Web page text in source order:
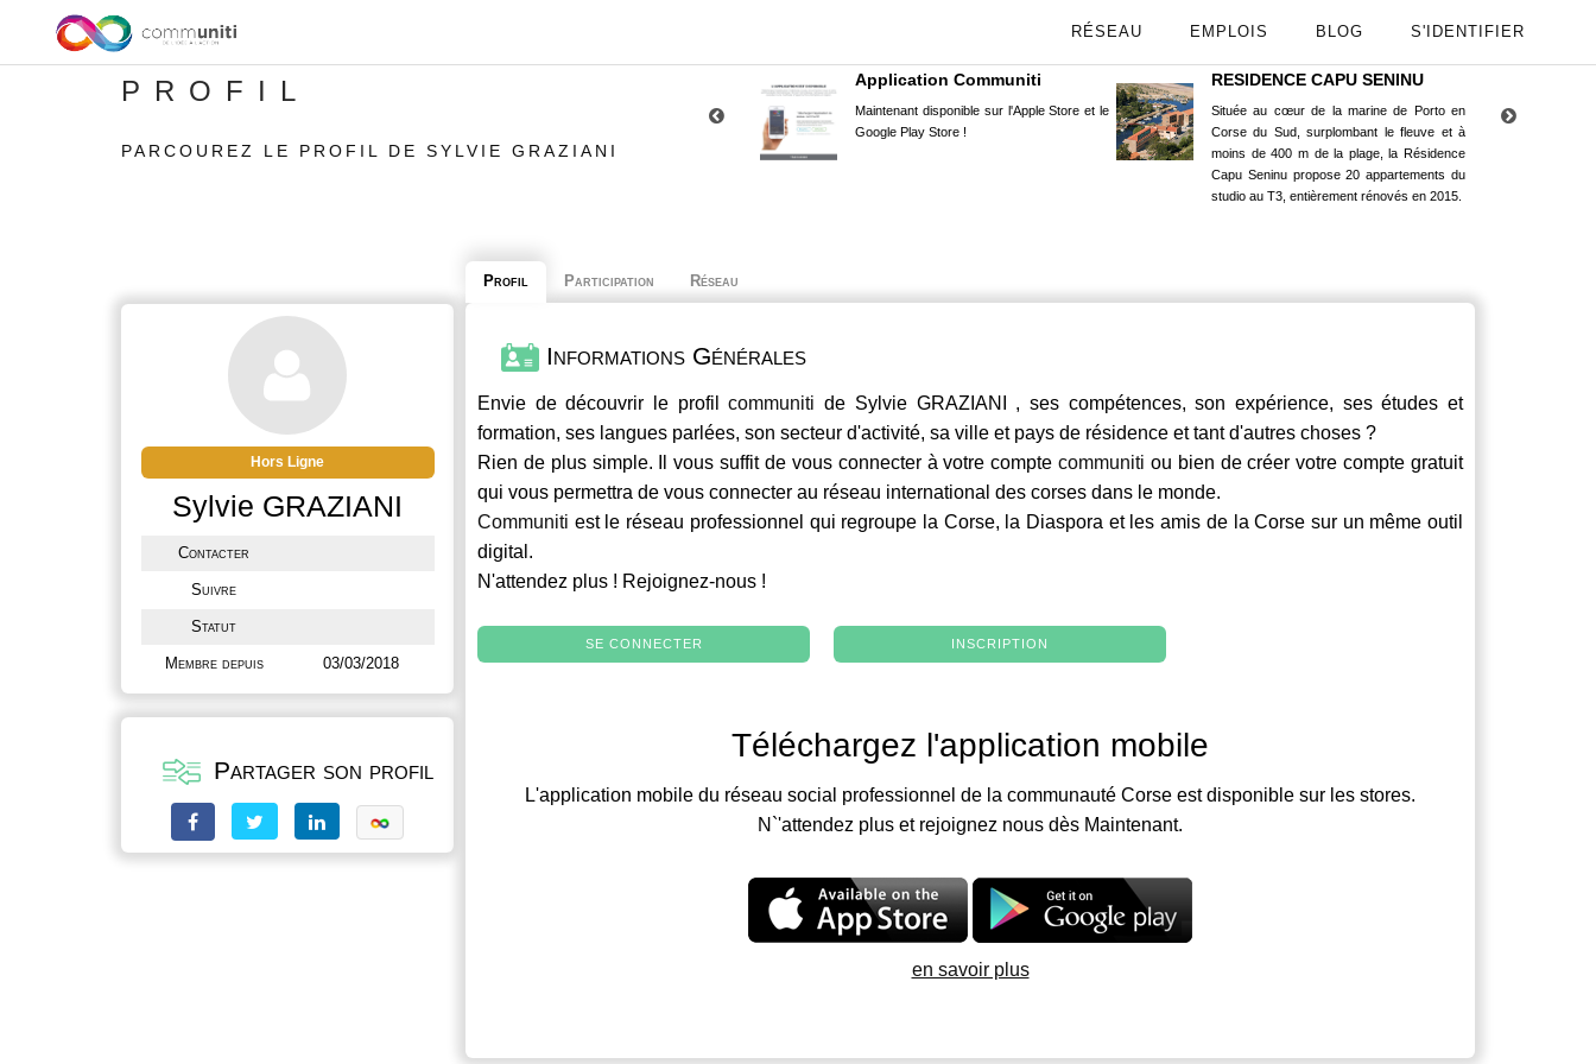
RÉSEAU EMPLOIS BLOG S'IDENTIFIER
PROFIL
PARCOUREZ LE PROFIL DE SYLVIE GRAZIANI
Application Communiti
Maintenant disponible sur l'Apple Store et le
Google Play Store !
RESIDENCE CAPU SENINU
Située au cœur de la marine de Porto en
Corse du Sud, surplombant le fleuve et à
moins de 400 m de la plage, la Résidence
Capu Seninu propose 20 appartements du
studio au T3, entièrement rénovés en 2015.
Hors Ligne
Sylvie GRAZIANI
Contacter
Suivre
Statut
Membre depuis 03/03/2018
Partager son profil
Profil Participation Réseau
Informations Générales
Envie de découvrir le profilcommuniti de Sylvie GRAZIANI , ses compétences, son expérience, ses études et
formation, ses langues parlées, son secteur d'activité, sa ville et pays de résidence et tant d'autres choses ?
Rien de plus simple. Il vous suffit de vous connecter à votre comptecommuniti ou bien de créer votre compte gratuit
qui vous permettra de vous connecter au réseau international des corses dans le monde.
Communiti est le réseau professionnel qui regroupe la Corse, la Diaspora et les amis de la Corse sur un même outil
digital.
N'attendez plus ! Rejoignez-nous !
SE CONNECTER INSCRIPTION
Téléchargez l'application mobile
L'application mobile du réseau social professionnel de la communauté Corse est disponible sur les stores.
N`'attendez plus et rejoignez nous dès Maintenant.
en savoir plus